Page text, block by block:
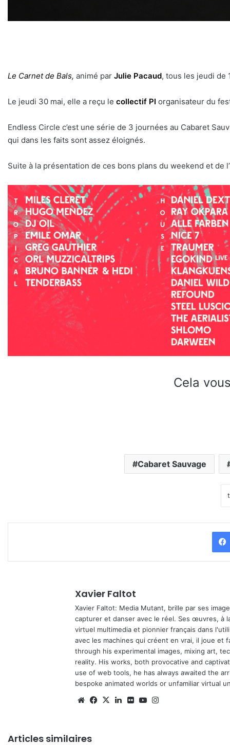
Le Carnet de Bals, animé par Julie Pacaud, tous les jeudi de
Le jeudi 30 mai, elle a reçu le collectif PI organisateur du
Endless Circle c’est une série de 3 journées au Cabaret
qui dans les faits sont assez éloignés.
Suite à la présentation de ces bons plans du weekend et de
Cela
Cabaret Sauvage
Xavier Faltot
Xavier Faltot: Media Mutant, brille par ses
capturer et danser avec le réel. Ses œuvres, à
virtuel multimedia et pionnier français dans
avec les machines qui créent en vrai, il joue et
through his experimental images, mixing art,
reality. His works, both provocative and
use of web tools, he has always awaited the
bespoke animated worlds or unfamiliar virtual
We Fa
X
Lin Fli Yo
Articles similaires